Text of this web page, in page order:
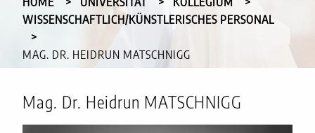
WISSENSCHAFTLICH/KÜNSTLERISCHES PERSONAL
CURRENT:
MAG. DR. HEIDRUN MATSCHNIGG
Mag. Dr. Heidrun MATSCHNIGG